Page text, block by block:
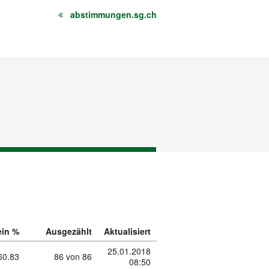
abstimmungen.sg.ch
% Ausgezählt Aktualisiert
86 von 86
25.01.2018
08:50